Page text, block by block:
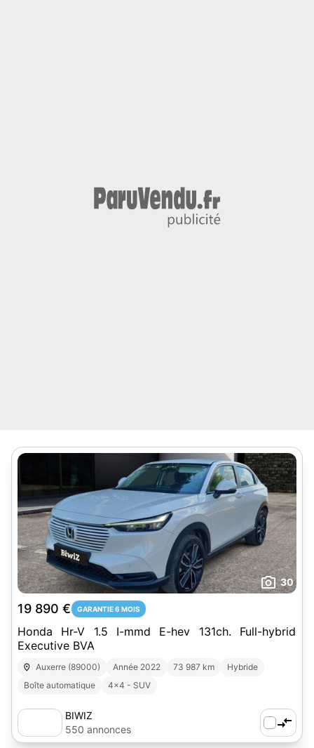
30
19 890 € GARANTIE 6 MOIS
Honda Hr-V 1.5 I-mmd E-hev 131ch. Full-hybrid
Executive BVA
Auxerre (89000) Année 2022 73 987 km
Hybride
Boîte automatique
4x4 - SUV
BIWIZ
550 annonces